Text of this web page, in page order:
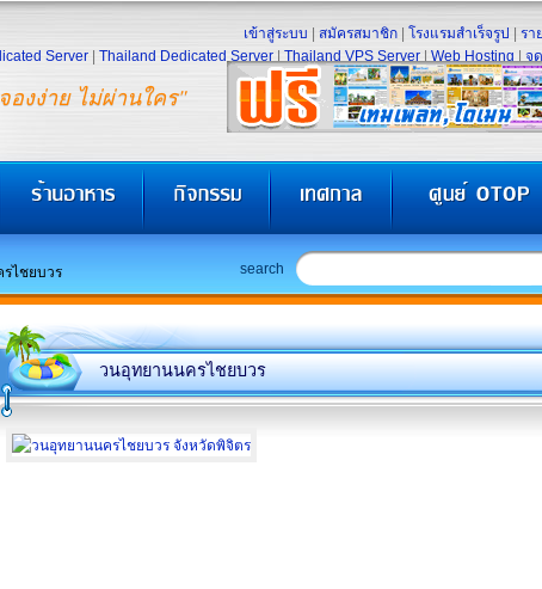
องง่าย ไม่ผ่านใคร"
เข้าสู่ระบบ สมัครสมาชิก โรงแรมสำเร็จรูป
รา
Server
Thailand Dedicated Server Thailand VPS Server Web Hosting จ
ไชยบวร search
วนอุทยานนครไชยบวร